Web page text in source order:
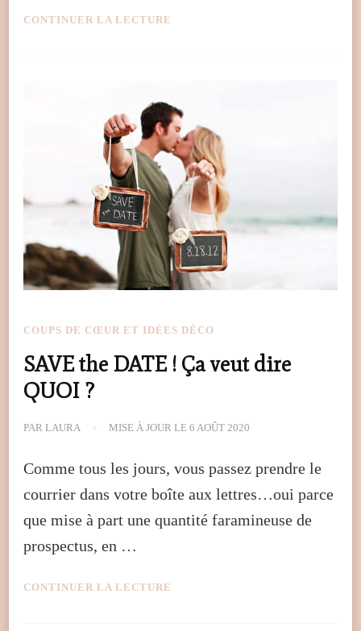
CONTINUER LA LECTURE
COUPS DE CŒUR ET IDÉES DÉCO
SAVE the DATE ! Ça veut dire
QUOI ?
PAR LAURA MISE À JOUR LE 6 AOÛT 2020
Comme tous les jours, vous passez prendre le
courrier dans votre boîte aux lettres…oui parce
que mise à part une quantité faramineuse de
prospectus, en …
CONTINUER LA LECTURE